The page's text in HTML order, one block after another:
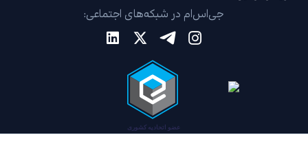
جی‌اس‌ام در شبکه‌های اجتماعی: